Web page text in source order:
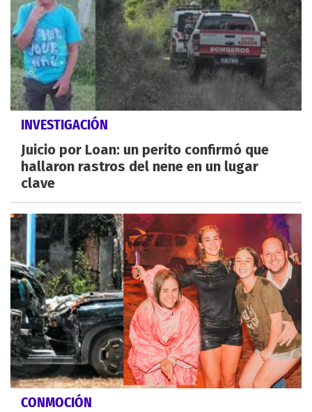
INVESTIGACIÓN
Juicio por Loan: un perito confirmó que
hallaron rastros del nene en un lugar
clave
CONMOCIÓN